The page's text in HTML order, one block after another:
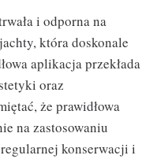
i odporna na
która doskonale
aplikacja przekłada
oraz
że prawidłowa
na zastosowaniu
konserwacji i